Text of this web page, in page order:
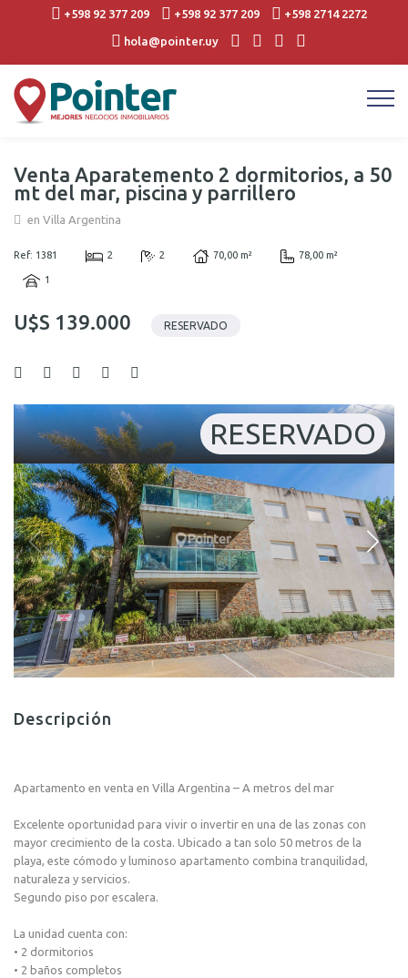
+598 92 377 209 +598 92 377 209 +598 2714 2272
hola@pointer.uy
Venta Aparatemento 2 dormitorios, a 50
mt del mar, piscina y parrillero
en Villa Argentina
Ref: 1381 2 2 70,00 m² 78,00 m²
1
U$S 139.000 RESERVADO
RESERVADO
Descripción
Apartamento en venta en Villa Argentina – A metros del mar
Excelente oportunidad para vivir o invertir en una de las zonas con
mayor crecimiento de la costa. Ubicado a tan solo 50 metros de la
playa, este cómodo y luminoso apartamento combina tranquilidad,
naturaleza y servicios.
Segundo piso por escalera.
La unidad cuenta con:
• 2 dormitorios
• 2 baños completos